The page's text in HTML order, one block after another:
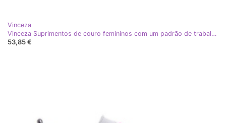
Vinceza
Vinceza Suprimentos de couro femininos com um padrão de trabalho aberto Vincez 88028 Beige bege
53,85 €